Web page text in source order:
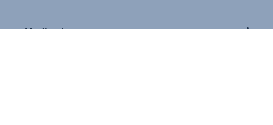
Medier / presse